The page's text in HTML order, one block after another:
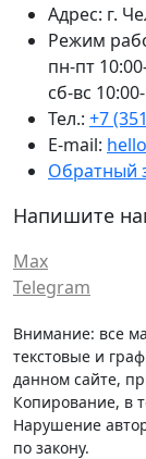
Адрес: г.
Режим
пн-пт
сб-вс
Тел.: +7
E-mail:
Обратный
Напишите
Max
Telegram
Внимание: все
текстовые и
данном сайте,
Копирование, в
Нарушение
по закону.